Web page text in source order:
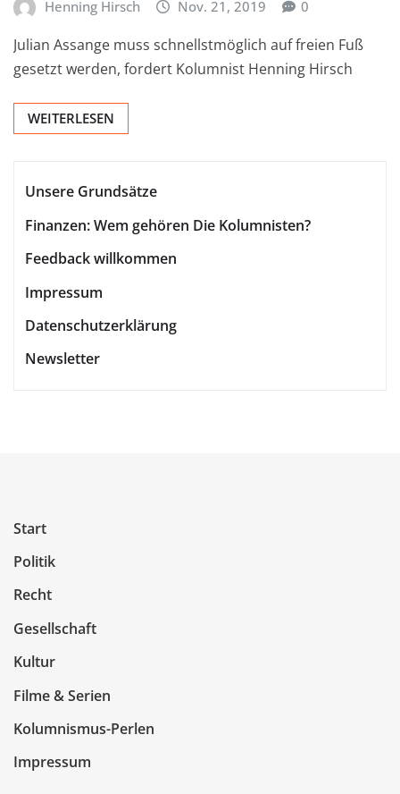
Henning Hirsch Nov. 21, 2019 0
Julian Assange muss schnellstmöglich auf freien Fuß
gesetzt werden, fordert Kolumnist Henning Hirsch
WEITERLESEN
Unsere Grundsätze
Finanzen: Wem gehören Die Kolumnisten?
Feedback willkommen
Impressum
Datenschutzerklärung
Newsletter
Start
Politik
Recht
Gesellschaft
Kultur
Filme & Serien
Kolumnismus-Perlen
Impressum